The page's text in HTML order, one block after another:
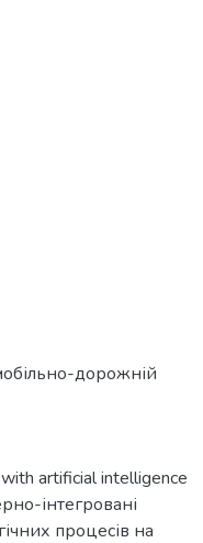
дорожній
artificial intelligence
інтегровані
процесів на